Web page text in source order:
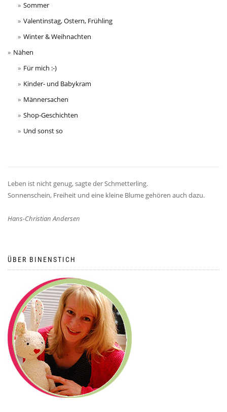
Sommer
Valentinstag, Ostern, Frühling
Winter & Weihnachten
Nähen
Für mich :-)
Kinder- und Babykram
Männersachen
Shop-Geschichten
Und sonst so
Leben ist nicht genug, sagte der Schmetterling.
Sonnenschein, Freiheit und eine kleine Blume gehören auch dazu.
Hans-Christian Andersen
ÜBER BINENSTICH